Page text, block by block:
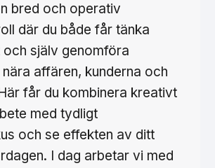
bred och operativ
där du både får tänka
själv genomföra
affären, kunderna och
får du kombinera kreativt
med tydligt
och se effekten av ditt
I dag arbetar vi med